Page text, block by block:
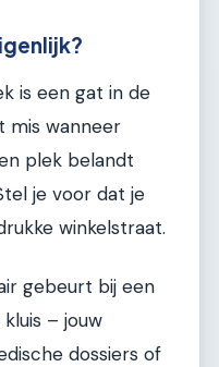
is een gat in de
mis wanneer
plek belandt
je voor dat je
winkelstraat.
gebeurt bij een
– jouw
dossiers of